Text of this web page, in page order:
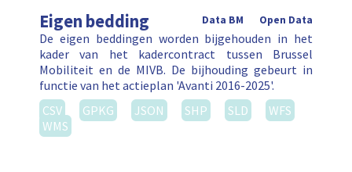
Eigen bedding Open Data
Data BM
De eigen beddingen worden bijgehouden in het
kader van het kadercontract tussen Brussel
Mobiliteit en de MIVB. De bijhouding gebeurt in
functie van het actieplan 'Avanti 2016-2025'.
CSV
GPKG JSON SHP SLD
WFS
WMS